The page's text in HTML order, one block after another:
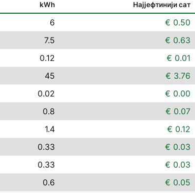
kWh Најјефтинији сат
6 € 0.50
7.5 € 0.63
0.12 € 0.01
45 € 3.76
0.02 € 0.00
0.8 € 0.07
1.4 € 0.12
0.33 € 0.03
0.33 € 0.03
0.6 € 0.05